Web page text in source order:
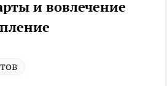
и вовлечение